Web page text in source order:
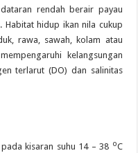
rendah berair payau
hidup ikan nila cukup
rawa, sawah, kolam atau
kelangsungan
terlarut (DO) dan salinitas
kisaran suhu 14 – 38 oC